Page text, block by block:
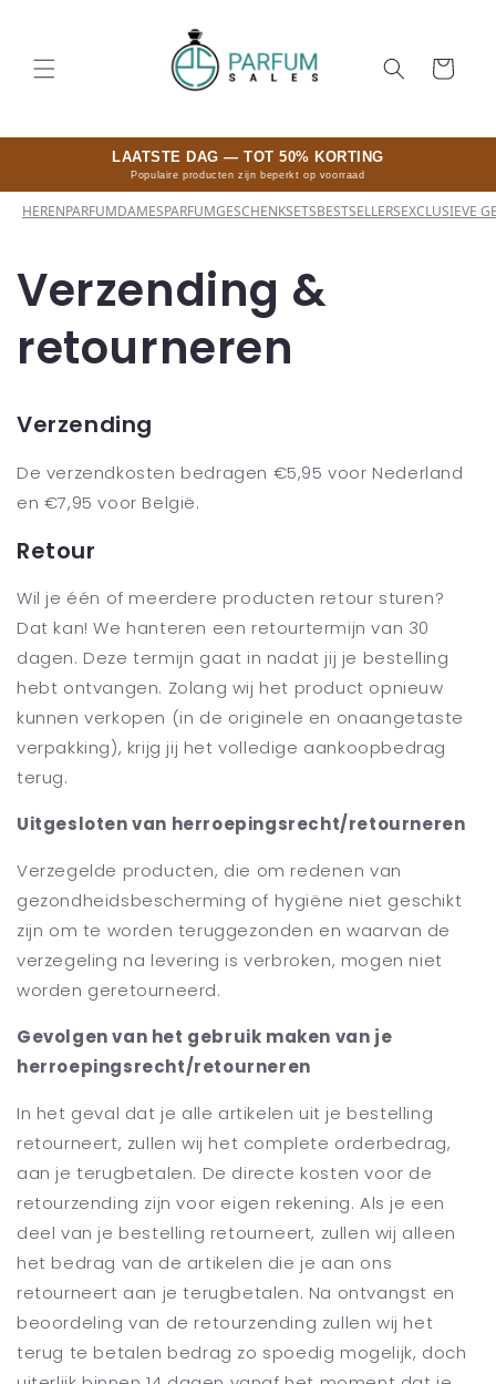
Winkelwagen
LAATSTE DAG — TOT 50% KORTING
Populaire producten zijn beperkt op voorraad
HERENPARFUMDAMESPARFUMGESCHENKSETSBESTSELLERSEXCLUSIEVE
Verzending &
retourneren
Verzending
De verzendkosten bedragen €5,95 voor Nederland
en €7,95 voor België.
Retour
Wil je één of meerdere producten retour sturen?
Dat kan! We hanteren een retourtermijn van 30
dagen. Deze termijn gaat in nadat jij je bestelling
hebt ontvangen. Zolang wij het product opnieuw
kunnen verkopen (in de originele en onaangetaste
verpakking), krijg jij het volledige aankoopbedrag
terug.
Uitgesloten van herroepingsrecht/retourneren
Verzegelde producten, die om redenen van
gezondheidsbescherming of hygiëne niet geschikt
zijn om te worden teruggezonden en waarvan de
verzegeling na levering is verbroken, mogen niet
worden geretourneerd.
Gevolgen van het gebruik maken van je
herroepingsrecht/retourneren
In het geval dat je alle artikelen uit je bestelling
retourneert, zullen wij het complete orderbedrag,
aan je terugbetalen. De directe kosten voor de
retourzending zijn voor eigen rekening. Als je een
deel van je bestelling retourneert, zullen wij alleen
het bedrag van de artikelen die je aan ons
retourneert aan je terugbetalen. Na ontvangst en
beoordeling van de retourzending zullen wij het
terug te betalen bedrag zo spoedig mogelijk, doch